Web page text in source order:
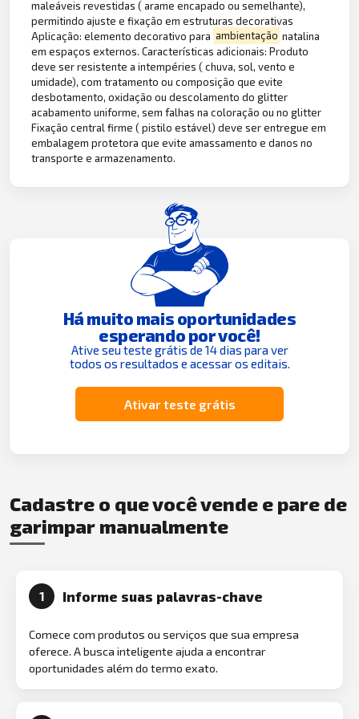
maleáveis revestidas ( arame encapado ou semelhante),
permitindo ajuste e fixação em estruturas decorativas
Aplicação: elemento decorativo para ambientação natalina
em espaços externos. Características adicionais: Produto
deve ser resistente a intempéries ( chuva, sol, vento e
umidade), com tratamento ou composição que evite
desbotamento, oxidação ou descolamento do glitter
acabamento uniforme, sem falhas na coloração ou no glitter
Fixação central firme ( pistilo estável) deve ser entregue em
embalagem protetora que evite amassamento e danos no
transporte e armazenamento.
Há muito mais oportunidades
esperando por você!
Ative seu teste grátis de 14 dias para ver
todos os resultados e acessar os editais.
Ativar teste grátis
Cadastre o que você vende e pare de
garimpar manualmente
1 Informe suas palavras-chave
Comece com produtos ou serviços que sua empresa
oferece. A busca inteligente ajuda a encontrar
oportunidades além do termo exato.